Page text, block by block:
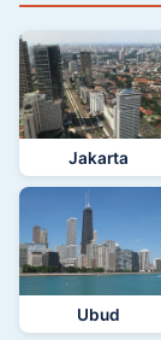
Jakarta
Ubud